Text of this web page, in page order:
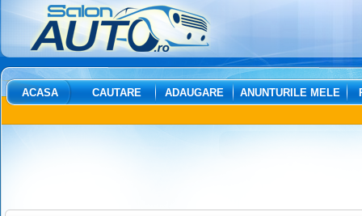
ACASA CAUTARE ADAUGARE ANUNTURILE MELE